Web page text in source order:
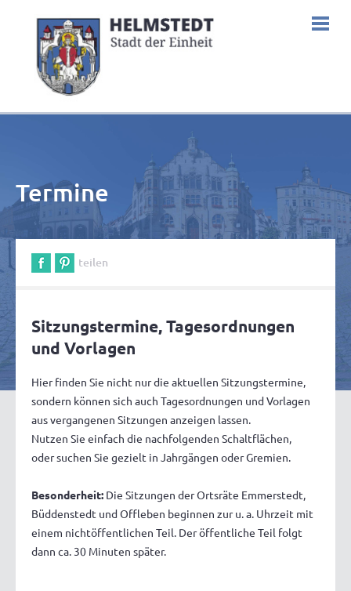
Termine
teilen
Sitzungstermine, Tagesordnungen
und Vorlagen
Hier finden Sie nicht nur die aktuellen Sitzungstermine,
sondern können sich auch Tagesordnungen und Vorlagen
aus vergangenen Sitzungen anzeigen lassen.
Nutzen Sie einfach die nachfolgenden Schaltflächen,
oder suchen Sie gezielt in Jahrgängen oder Gremien.
Besonderheit: Die Sitzungen der Ortsräte Emmerstedt,
Büddenstedt und Offleben beginnen zur u. a. Uhrzeit mit
einem nichtöffentlichen Teil. Der öffentliche Teil folgt
dann ca. 30 Minuten später.